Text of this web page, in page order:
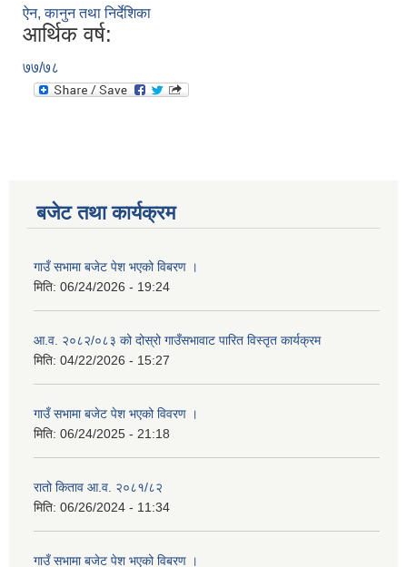
ऐन, कानुन तथा निर्देशिका
आर्थिक वर्ष:
७७/७८
बजेट तथा कार्यक्रम
गाउँ सभामा बजेट पेश भएको विबरण ।
मिति: 06/24/2026 - 19:24
आ.व. २०८२/०८३ को दोस्रो गाउँसभावाट पारित विस्तृत कार्यक्रम
मिति: 04/22/2026 - 15:27
गाउँ सभामा बजेट पेश भएको विवरण ।
मिति: 06/24/2025 - 21:18
रातो किताव आ.व. २०८१/८२
मिति: 06/26/2024 - 11:34
गाउँ सभामा बजेट पेश भएको विबरण ।